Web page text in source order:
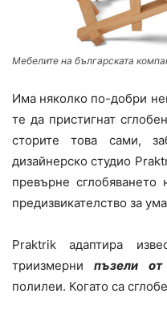
Мебелите на българската
Има няколко по-добри
те да пристигнат
сторите това сами,
дизайнерско студио
превърне
предизвикателство за
Praktrik адаптира
триизмернипъзели
полилеи. Когато са